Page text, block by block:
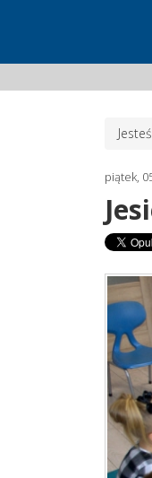
piątek,